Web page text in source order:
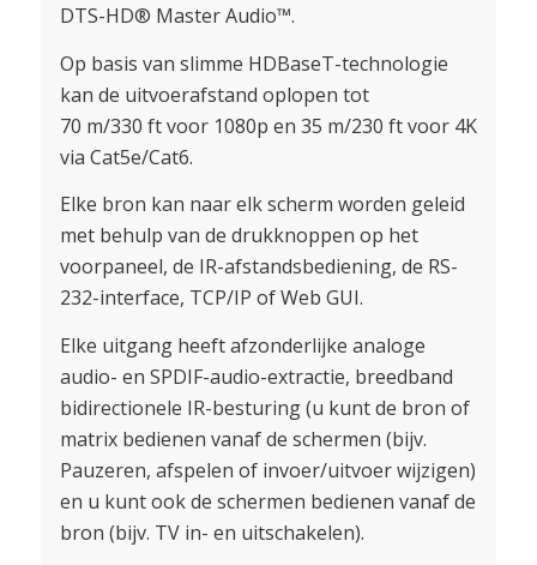
DTS-HD® Master Audio™.
Op basis van slimme HDBaseT-technologie
kan de uitvoerafstand oplopen tot
70 m/330 ft voor 1080p en 35 m/230 ft voor 4K
via Cat5e/Cat6.
Elke bron kan naar elk scherm worden geleid
met behulp van de drukknoppen op het
voorpaneel, de IR-afstandsbediening, de RS-
232-interface, TCP/IP of Web GUI.
Elke uitgang heeft afzonderlijke analoge
audio- en SPDIF-audio-extractie, breedband
bidirectionele IR-besturing (u kunt de bron of
matrix bedienen vanaf de schermen (bijv.
Pauzeren, afspelen of invoer/uitvoer wijzigen)
en u kunt ook de schermen bedienen vanaf de
bron (bijv. TV in- en uitschakelen).